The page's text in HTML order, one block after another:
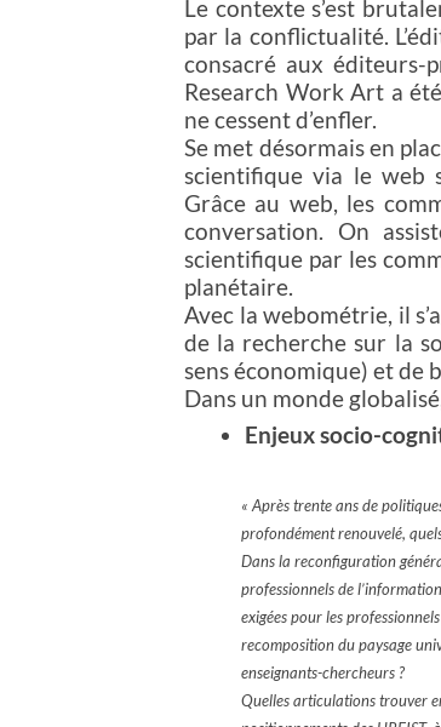
Le contexte s’est
par la conflictualité.
consacré aux éditeurs-
Research Work Art a
ne cessent d’enfler.
Se met désormais en
scientifique via le web
Grâce au web, les
conversation. On
scientifique par les
planétaire.
Avec la webométrie, il
de la recherche sur la
sens économique) et de
Dans un monde
Enjeux socio-
« Après trente ans de
profondément renouvelé,
Dans la reconfiguration
professionnels de
exigées pour les
recomposition du paysage
enseignants-chercheurs ?
Quelles articulations trouver